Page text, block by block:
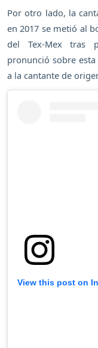
Por otro lado, la
en 2017 se metió al
del Tex-Mex tras
pronunció sobre
a la cantante de
View this post on